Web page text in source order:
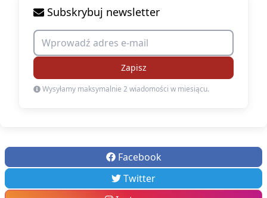
Subskrybuj newsletter
Zapisz
Wysyłamy maksymalnie 2 wiadomości w miesiącu.
Facebook
Twitter